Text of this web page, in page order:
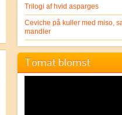
Trilogi af hvid asparges
Ceviche på kuller med miso,
mandler
Tomat blomst